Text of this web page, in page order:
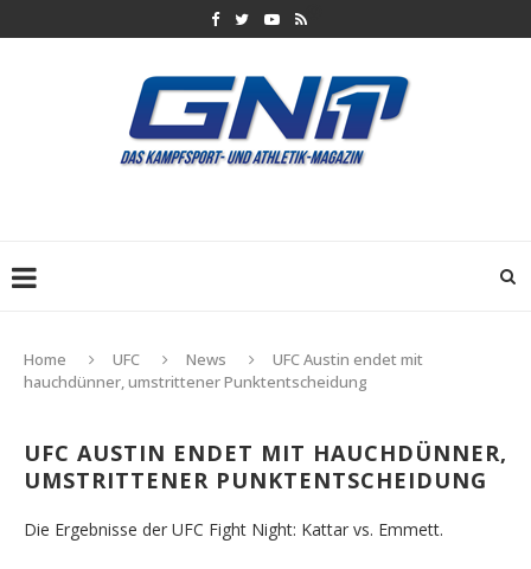
Home UFC News
UFC Austin endet mit
hauchdünner, umstrittener Punktentscheidung
UFC AUSTIN ENDET MIT HAUCHDÜNNER,
UMSTRITTENER PUNKTENTSCHEIDUNG
Die Ergebnisse der UFC Fight Night: Kattar vs. Emmett.